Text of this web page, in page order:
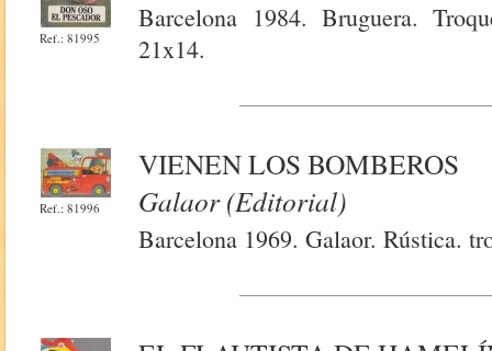
Ref.: 81995
Barcelona 1984. Bruguera.
21x14.
Ref.: 81996
VIENEN LOS BOMBEROS
Galaor (Editorial)
Barcelona 1969. Galaor. Rústica.